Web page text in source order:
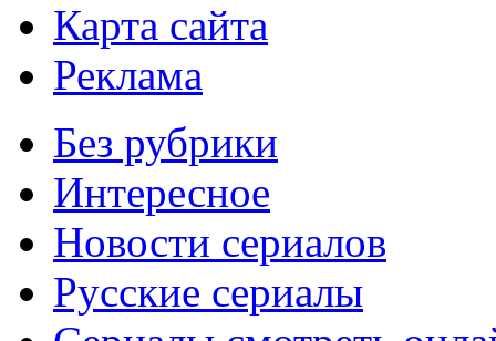
Карта сайта
Реклама
Без рубрики
Интересное
Новости сериалов
Русские сериалы